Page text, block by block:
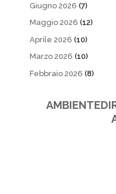
Giugno 2026 (7)
Maggio 2026 (12)
Aprile 2026 (10)
Marzo 2026 (10)
Febbraio 2026 (8)